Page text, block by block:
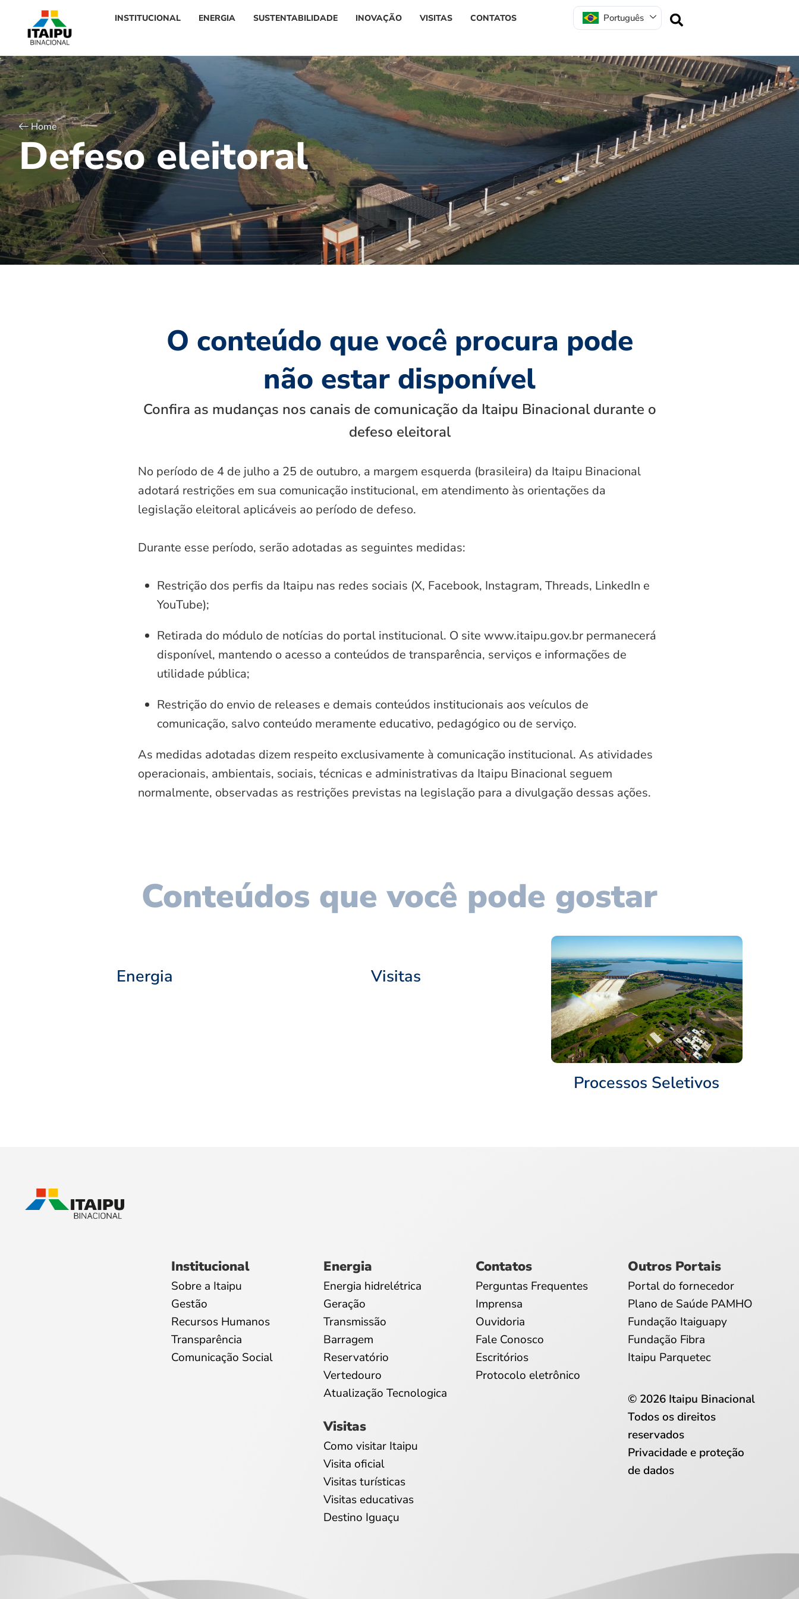
INSTITUCIONAL ENERGIA SUSTENTABILIDADE INOVAÇÃO VISITAS CONTATOS Português
Home
Defeso eleitoral
O conteúdo que você procura pode
não estar disponível
Confira as mudanças nos canais de comunicação da Itaipu Binacional durante o
defeso eleitoral
No período de 4 de julho a 25 de outubro, a margem esquerda (brasileira) da Itaipu Binacional
adotará restrições em sua comunicação institucional, em atendimento às orientações da
legislação eleitoral aplicáveis ao período de defeso.
Durante esse período, serão adotadas as seguintes medidas:
Restrição dos perfis da Itaipu nas redes sociais (X, Facebook, Instagram, Threads, LinkedIn e
YouTube);
Retirada do módulo de notícias do portal institucional. O site www.itaipu.gov.br permanecerá
disponível, mantendo o acesso a conteúdos de transparência, serviços e informações de
utilidade pública;
Restrição do envio de releases e demais conteúdos institucionais aos veículos de
comunicação, salvo conteúdo meramente educativo, pedagógico ou de serviço.
As medidas adotadas dizem respeito exclusivamente à comunicação institucional. As atividades
operacionais, ambientais, sociais, técnicas e administrativas da Itaipu Binacional seguem
normalmente, observadas as restrições previstas na legislação para a divulgação dessas ações.
Conteúdos que você pode gostar
Energia Visitas
Processos Seletivos
Institucional
Sobre a Itaipu
Gestão
Recursos Humanos
Transparência
Comunicação Social
Energia
Energia hidrelétrica
Geração
Transmissão
Barragem
Reservatório
Vertedouro
Atualização Tecnologica
Visitas
Como visitar Itaipu
Visita oficial
Visitas turísticas
Visitas educativas
Destino Iguaçu
Contatos
Perguntas Frequentes
Imprensa
Ouvidoria
Fale Conosco
Escritórios
Protocolo eletrônico
Outros Portais
Portal do fornecedor
Plano de Saúde PAMHO
Fundação Itaiguapy
Fundação Fibra
Itaipu Parquetec
© 2026 Itaipu Binacional
Todos os direitos
reservados
Privacidade e proteção
de dados